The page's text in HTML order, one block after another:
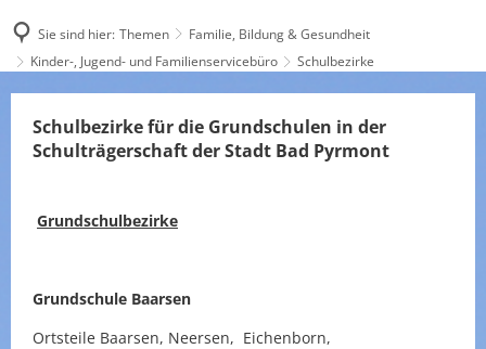
Sie sind hier: Themen
Familie, Bildung & Gesundheit
Kinder-, Jugend- und Familienservicebüro
Schulbezirke
Schulbezirke
Schulbezirke für die Grundschulen in der
Schulträgerschaft der Stadt Bad Pyrmont
Grundschulbezirke
Grundschule Baarsen
Ortsteile Baarsen, Neersen, Eichenborn,